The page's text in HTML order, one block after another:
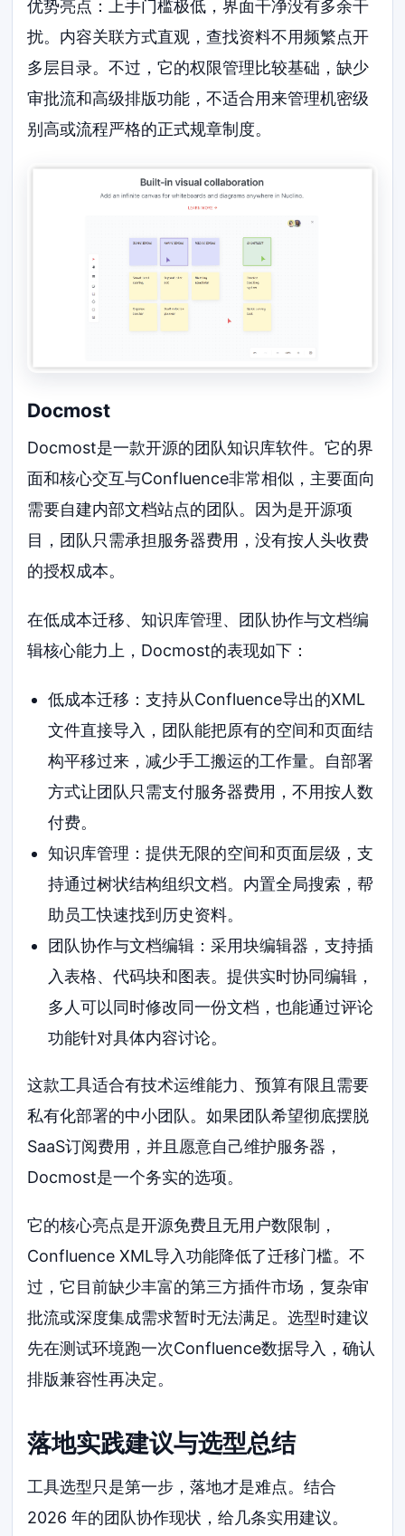
优势亮点：上手门槛极低，界面干净没有多余干
扰。内容关联方式直观，查找资料不用频繁点开
多层目录。不过，它的权限管理比较基础，缺少
审批流和高级排版功能，不适合用来管理机密级
别高或流程严格的正式规章制度。
Docmost
Docmost是一款开源的团队知识库软件。它的界
面和核心交互与Confluence非常相似，主要面向
需要自建内部文档站点的团队。因为是开源项
目，团队只需承担服务器费用，没有按人头收费
的授权成本。
在低成本迁移、知识库管理、团队协作与文档编
辑核心能力上，Docmost的表现如下：
低成本迁移：支持从Confluence导出的XML
文件直接导入，团队能把原有的空间和页面结
构平移过来，减少手工搬运的工作量。自部署
方式让团队只需支付服务器费用，不用按人数
付费。
知识库管理：提供无限的空间和页面层级，支
持通过树状结构组织文档。内置全局搜索，帮
助员工快速找到历史资料。
团队协作与文档编辑：采用块编辑器，支持插
入表格、代码块和图表。提供实时协同编辑，
多人可以同时修改同一份文档，也能通过评论
功能针对具体内容讨论。
这款工具适合有技术运维能力、预算有限且需要
私有化部署的中小团队。如果团队希望彻底摆脱
SaaS订阅费用，并且愿意自己维护服务器，
Docmost是一个务实的选项。
它的核心亮点是开源免费且无用户数限制，
Confluence XML导入功能降低了迁移门槛。不
过，它目前缺少丰富的第三方插件市场，复杂审
批流或深度集成需求暂时无法满足。选型时建议
先在测试环境跑一次Confluence数据导入，确认
排版兼容性再决定。
落地实践建议与选型总结
工具选型只是第一步，落地才是难点。结合
2026 年的团队协作现状，给几条实用建议。